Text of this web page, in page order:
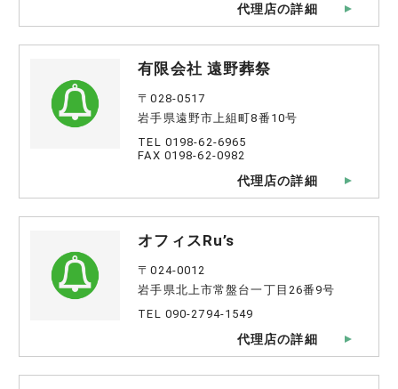
代理店の詳細
有限会社 遠野葬祭
〒028-0517
岩手県遠野市上組町8番10号
TEL 0198-62-6965
FAX 0198-62-0982
代理店の詳細
オフィスRu’s
〒024-0012
岩手県北上市常盤台一丁目26番9号
TEL 090-2794-1549
代理店の詳細